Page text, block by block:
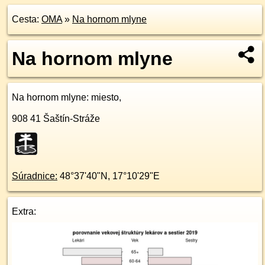
Cesta: OMA» Na hornom mlyne
Na hornom mlyne
Na hornom mlyne: miesto,
908 41 Šaštín-Stráže
Súradnice: 48°37'40"N , 17°10'29"E
Extra: